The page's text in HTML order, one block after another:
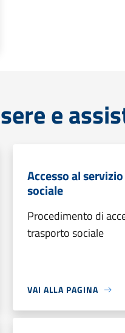
e
Accesso al
sociale
Procedimento di
trasporto sociale
VAI ALLA PAGINA